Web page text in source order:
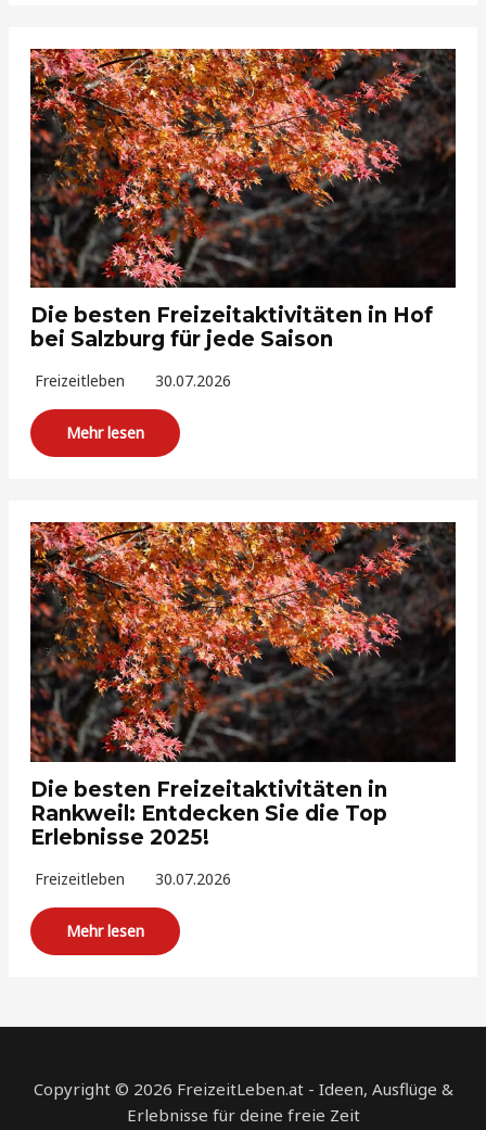
Die besten Freizeitaktivitäten in Hof
bei Salzburg für jede Saison
Freizeitleben 30.07.2026
Mehr lesen
Die besten Freizeitaktivitäten in
Rankweil: Entdecken Sie die Top
Erlebnisse 2025!
Freizeitleben 30.07.2026
Mehr lesen
Copyright © 2026 FreizeitLeben.at - Ideen, Ausflüge &
Erlebnisse für deine freie Zeit